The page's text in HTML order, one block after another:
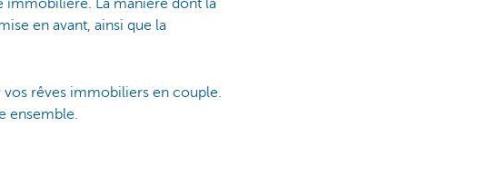
immobilière. La manière dont la
en avant, ainsi que la
vos rêves immobiliers en couple.
ensemble.